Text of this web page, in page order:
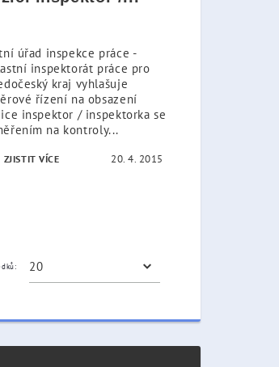
úřad inspekce práce -
inspektorát práce pro
kraj vyhlašuje
řízení na obsazení
inspektor / inspektorka se
na kontroly...
ZJISTIT VÍCE 20. 4. 2015